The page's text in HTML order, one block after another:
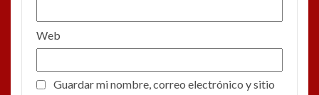
Web
Guardar mi nombre, correo electrónico y sitio